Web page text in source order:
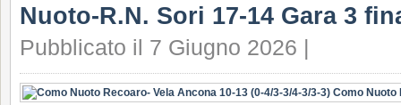
Nuoto-R.N. Sori 17-14 Gara 3
Pubblicato il 7 Giugno 2026 |